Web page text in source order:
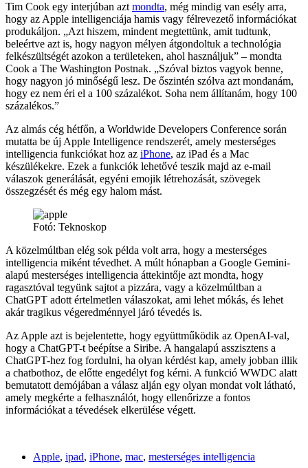
Tim Cook egy interjúban aztmondta, még mindig van esély arra,
hogy az Apple intelligenciája hamis vagy félrevezető információkat
produkáljon. „Azt hiszem, mindent megtettünk, amit tudtunk,
beleértve azt is, hogy nagyon mélyen átgondoltuk a technológia
felkészültségét azokon a területeken, ahol használjuk” – mondta
Cook a The Washington Postnak. „Szóval biztos vagyok benne,
hogy nagyon jó minőségű lesz. De őszintén szólva azt mondanám,
hogy ez nem éri el a 100 százalékot. Soha nem állítanám, hogy 100
százalékos.”
Az almás cég hétfőn, a Worldwide Developers Conference során
mutatta be új Apple Intelligence rendszerét, amely mesterséges
intelligencia funkciókat hoz az iPhone, az iPad és a Mac
készülékekre. Ezek a funkciók lehetővé teszik majd az e-mail
válaszok generálását, egyéni emojik létrehozását, szövegek
összegzését és még egy halom mást.
Fotó: Teknoskop
A közelmúltban elég sok példa volt arra, hogy a mesterséges
intelligencia miként tévedhet. A múlt hónapban a Google Gemini-
alapú mesterséges intelligencia áttekintője azt mondta, hogy
ragasztóval tegyünk sajtot a pizzára, vagy a közelmúltban a
ChatGPT adott értelmetlen válaszokat, ami lehet mókás, és lehet
akár tragikus végeredménnyel járó tévedés is.
Az Apple azt is bejelentette, hogy együttműködik az OpenAI-val,
hogy a ChatGPT-t beépítse a Siribe. A hangalapú asszisztens a
ChatGPT-hez fog fordulni, ha olyan kérdést kap, amely jobban illik
a chatbothoz, de előtte engedélyt fog kérni. A funkció WWDC alatt
bemutatott demójában a válasz alján egy olyan mondat volt látható,
amely megkérte a felhasználót, hogy ellenőrizze a fontos
információkat a tévedések elkerülése végett.
Apple, ipad, iPhone, mac, mesterséges intelligencia